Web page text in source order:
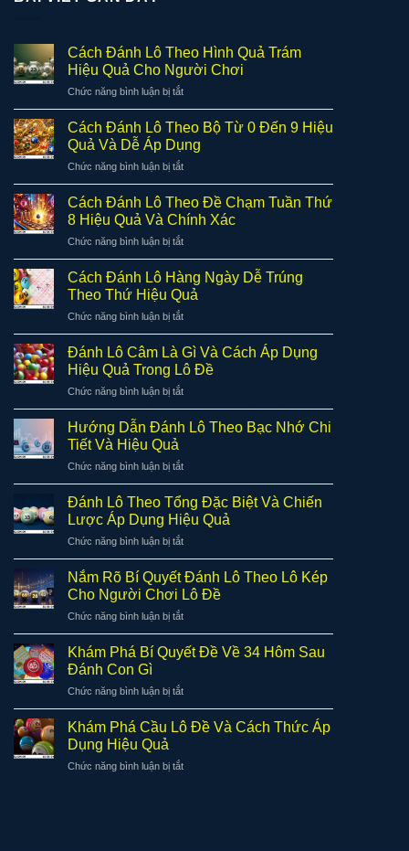
Cách Đánh Lô Theo Hình Quả Trám
Hiệu Quả Cho Người Chơi
Chức năng bình luận bị tắtở
Đánh
Theo
Hình
Quả
Trám
Hiệu
Cho
Người
Chơi
Cách Đánh Lô Theo Bộ Từ 0 Đến 9 Hiệu
Quả Và Dễ Áp Dụng
Chức năng bình luận bị tắtở
Đánh
Lô
Theo
Bộ
Từ
0
Đến
Hiệu
Quả
Và
Dễ
Dụng
Cách Đánh Lô Theo Đề Chạm Tuần Thứ
8 Hiệu Quả Và Chính Xác
Chức năng bình luận bị tắtở
Đánh
Lô
Theo
Đề
Chạm
Tuần
Thứ
Hiệu
Quả
Và
Cách Đánh Lô Hàng Ngày Dễ Trúng
Theo Thứ Hiệu Quả
Chức năng bình luận bị tắtở
Đánh
Lô
Hàng
Ngày
Dễ
Trúng
Hiệu
Quả
Đánh Lô Câm Là Gì Và Cách Áp Dụng
Hiệu Quả Trong Lô Đề
Chức năng bình luận bị tắtở
Lô
Gì
Và
Cách
Áp
Dụng
Hiệu
Quả
Trong
Lô
Hướng Dẫn Đánh Lô Theo Bạc Nhớ Chi
Tiết Và Hiệu Quả
Chức năng bình luận bị tắtở
Đánh
Lô
Theo
Bạc
Nhớ
Chi
Và
Hiệu
Quả
Đánh Lô Theo Tổng Đặc Biệt Và Chiến
Lược Áp Dụng Hiệu Quả
Chức năng bình luận bị tắtở
Lô
Theo
Tổng
Đặc
Biệt
Và
Áp
Dụng
Hiệu
Nắm Rõ Bí Quyết Đánh Lô Theo Lô Kép
Cho Người Chơi Lô Đề
Chức năng bình luận bị tắtở
Rõ
Đánh
Lô
Theo
Cho
Khám Phá Bí Quyết Đề Về 34 Hôm Sau
Đánh Con Gì
Chức năng bình luận bị tắtở
Phá
Đề
Khám Phá Cầu Lô Đề Và Cách Thức Áp
Dụng Hiệu Quả
Chức năng bình luận bị tắtở